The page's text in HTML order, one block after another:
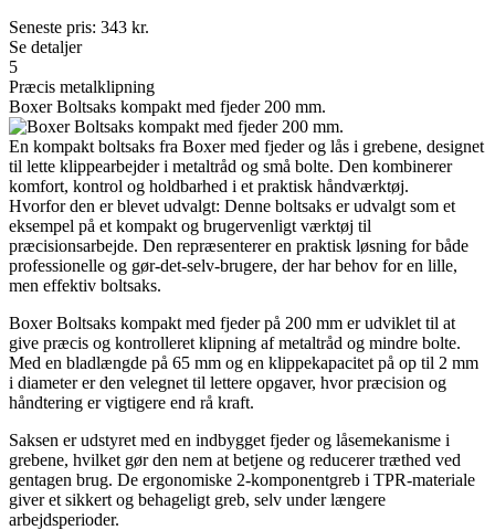
Seneste pris: 343 kr.
Se detaljer
5
Præcis metalklipning
Boxer Boltsaks kompakt med fjeder 200 mm.
En kompakt boltsaks fra Boxer med fjeder og lås i grebene, designet
til lette klippearbejder i metaltråd og små bolte. Den kombinerer
komfort, kontrol og holdbarhed i et praktisk håndværktøj.
Hvorfor den er blevet udvalgt: Denne boltsaks er udvalgt som et
eksempel på et kompakt og brugervenligt værktøj til
præcisionsarbejde. Den repræsenterer en praktisk løsning for både
professionelle og gør-det-selv-brugere, der har behov for en lille,
men effektiv boltsaks.
Boxer Boltsaks kompakt med fjeder på 200 mm er udviklet til at
give præcis og kontrolleret klipning af metaltråd og mindre bolte.
Med en bladlængde på 65 mm og en klippekapacitet på op til 2 mm
i diameter er den velegnet til lettere opgaver, hvor præcision og
håndtering er vigtigere end rå kraft.
Saksen er udstyret med en indbygget fjeder og låsemekanisme i
grebene, hvilket gør den nem at betjene og reducerer træthed ved
gentagen brug. De ergonomiske 2-komponentgreb i TPR-materiale
giver et sikkert og behageligt greb, selv under længere
arbejdsperioder.